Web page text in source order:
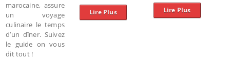
marocaine, assure
un voyage
culinaire le temps
d’un dîner. Suivez
le guide on vous
dit tout !
Lire Plus Lire Plus